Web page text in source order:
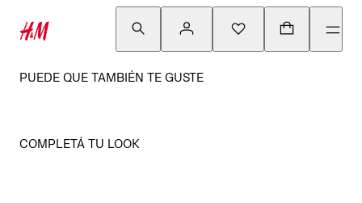
PUEDE QUE TAMBIÉN TE GUSTE
COMPLETÁ TU LOOK